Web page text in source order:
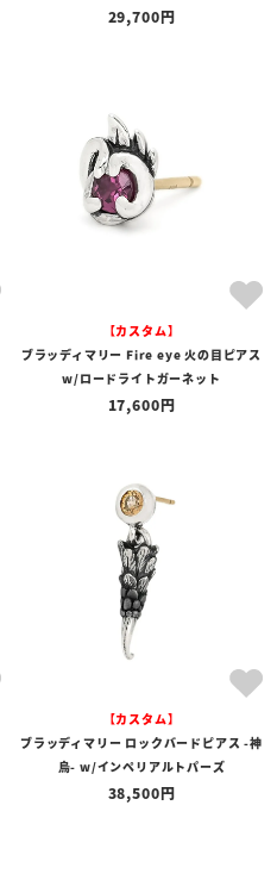
29,700
【カスタム】
ブラッディマリー Fire eye 火の目ピアス
w/ロードライトガーネット
17,600
【カスタム】
ブラッディマリー ロックバードピアス -神
烏- w/インペリアルトパーズ
38,500